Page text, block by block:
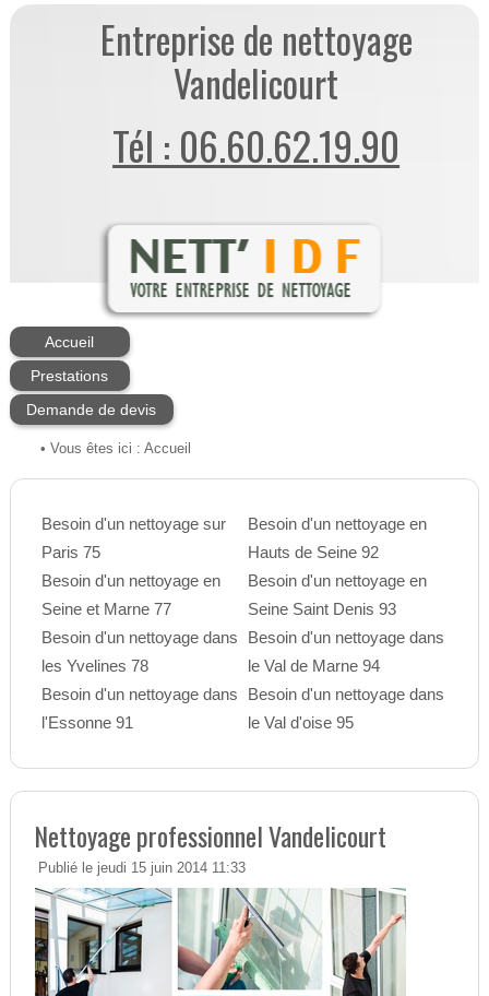
Entreprise de nettoyage
Vandelicourt
Tél : 06.60.62.19.90
Accueil
Prestations
Demande de devis
• Vous êtes ici : Accueil
Besoin d'un nettoyage sur
Paris 75
Besoin d'un nettoyage en
Seine et Marne 77
Besoin d'un nettoyage dans
les Yvelines 78
Besoin d'un nettoyage dans
l'Essonne 91
Besoin d'un nettoyage en
Hauts de Seine 92
Besoin d'un nettoyage en
Seine Saint Denis 93
Besoin d'un nettoyage dans
le Val de Marne 94
Besoin d'un nettoyage dans
le Val d'oise 95
Nettoyage professionnel Vandelicourt
Publié le jeudi 15 juin 2014 11:33